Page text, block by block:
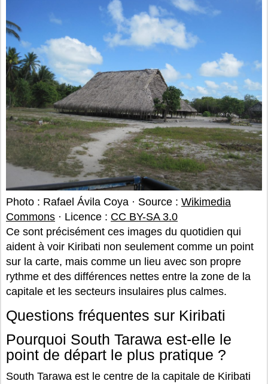
Photo : Rafael Ávila Coya · Source : Wikimedia
Commons · Licence : CC BY-SA 3.0
Ce sont précisément ces images du quotidien qui
aident à voir Kiribati non seulement comme un point
sur la carte, mais comme un lieu avec son propre
rythme et des différences nettes entre la zone de la
capitale et les secteurs insulaires plus calmes.
Questions fréquentes sur Kiribati
Pourquoi South Tarawa est-elle le
point de départ le plus pratique ?
South Tarawa est le centre de la capitale de Kiribati